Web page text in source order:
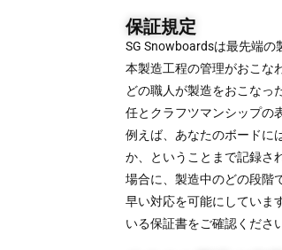
保証規定
SG Snowboardsは最先端の
本製造工程の管理がおこな
どの職人が製造をおこなっ
任とクラフツマンシップの
例えば、あなたのボードに
か、ということまで記録さ
場合に、製造中のどの段階
早い対応を可能にしていま
いる保証書をご確認くださ